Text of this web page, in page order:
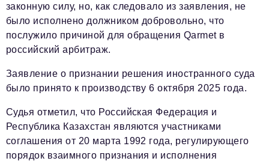
Фоторепортажи
Авторские материалы
Видео
Электронные почты редакции:
Информационный отдел
законную силу, но, как следовало из заявления, не
было исполнено должником добровольно, что
послужило причиной для обращения Qarmet в
российский арбитраж.
Заявление о признании решения иностранного суда
было принято к производству 6 октября 2025 года.
Судья отметил, что Российская Федерация и
Республика Казахстан являются участниками
соглашения от 20 марта 1992 года, регулирующего
порядок взаимного признания и исполнения